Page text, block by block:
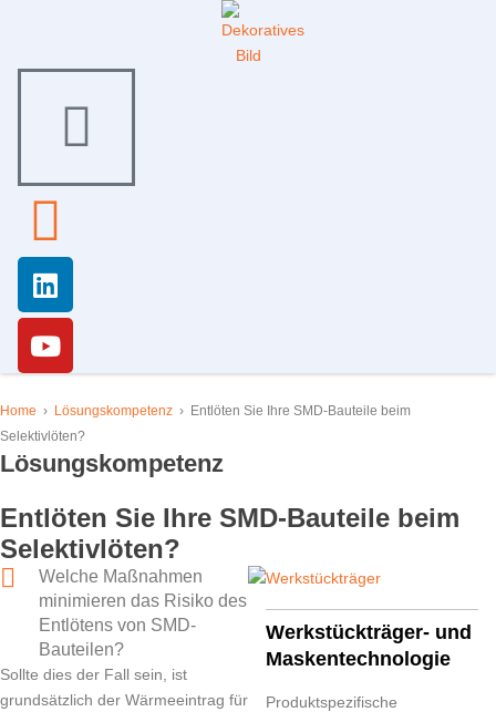
Home › Lösungskompetenz › Entlöten Sie Ihre SMD-Bauteile beim
Selektivlöten?
Lösungskompetenz
Entlöten Sie Ihre SMD-Bauteile beim
Selektivlöten?
Welche Maßnahmen
minimieren das Risiko des
Entlötens von SMD-
Bauteilen?
Sollte dies der Fall sein, ist
grundsätzlich der Wärmeeintrag für
Werkstückträger- und
Maskentechnologie
Produktspezifische